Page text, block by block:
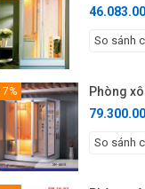
So sánh
Phòng
So sánh